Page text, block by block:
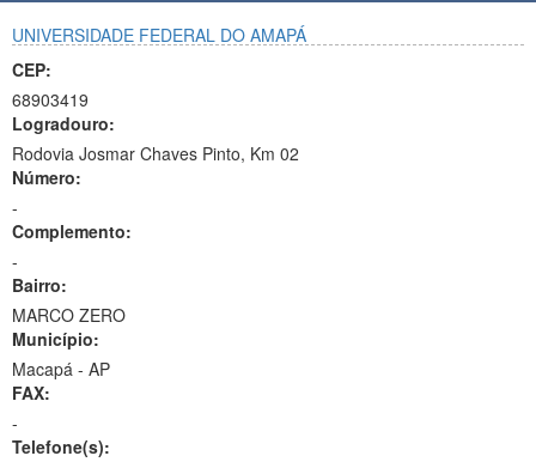
UNIVERSIDADE FEDERAL DO AMAPÁ
CEP:
68903419
Logradouro:
Rodovia Josmar Chaves Pinto, Km 02
Número:
-
Complemento:
-
Bairro:
MARCO ZERO
Município:
Macapá - AP
FAX:
-
Telefone(s):